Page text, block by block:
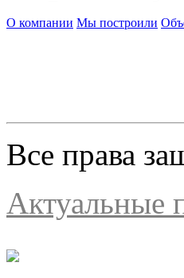
О компании Мы построили
Все права
Актуальные